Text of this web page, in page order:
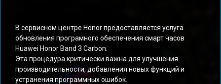
В сервисном центре Honor предоставляется услуга
обновления програмного обеспечения смарт часов
Huawei Honor Band 3 Carbon.
Эта процедура критически важна для улучшения
производительности, добавления новых функций и
устранения программных ошибок.